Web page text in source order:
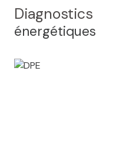
Diagnostics
énergétiques